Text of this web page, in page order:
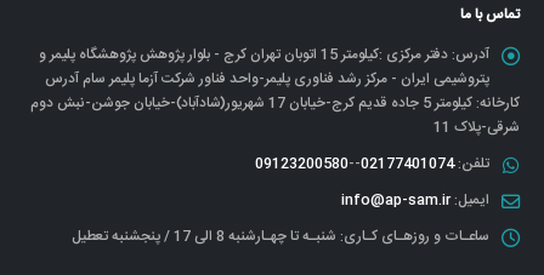
تماس با ما
آدرس:
دفتر مرکزی :کیلومتر 15 اتوبان تهران کرج - بلوار پژوهش پژوهشگاه پلیمر و
پتروشیمی ایران - مرکز رشد فناوری پلیمر-واحد فناور شرکت آزما پلیمر سام آدرس
کارخانه: کیلومتر 5 جاده قدیم کرج-خیابان 17 شهریور(شادآباد)-خیابان جوشن-نبش دوم
شرقی-پلاک 11
تلفن:02177401074
--
09123200580
ایمیل:info@ap-sam.ir
ساعـات و روزهـای کـاری: شنبـه تا چهـارشنبه 8 الی 17 / پنجشنبه تعطیل